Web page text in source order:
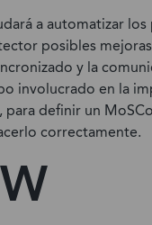
a automatizar
posibles
y la
involucrado en la
definir un
correctamente.